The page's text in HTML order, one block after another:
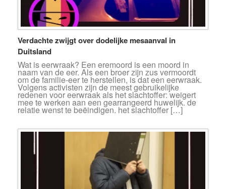
Verdachte zwijgt over dodelijke mesaanval in
Duitsland
Wat is eerwraak? Een eremoord is een moord in
naam van de eer. Als een broer zijn zus vermoordt
om de familie-eer te herstellen, is dat een eerwraak.
Volgens activisten zijn de meest gebruikelijke
redenen voor eerwraak als het slachtoffer: weigert
mee te werken aan een gearrangeerd huwelijk. de
relatie wenst te beëindigen. het slachtoffer […]